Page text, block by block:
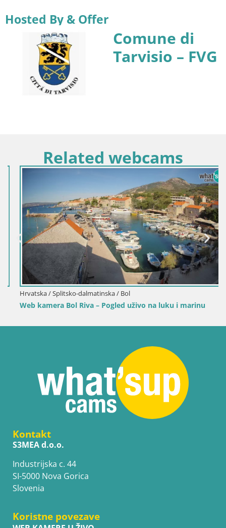
Hosted By & Offer
Comune di
Tarvisio – FVG
Related webcams
Hrvatska / Splitsko-dalmatinska / Bol
Web kamera Bol Riva – Pogled uživo na luku i marinu
Kontakt
S3MEA d.o.o.
Industrijska c. 44
SI-5000 Nova Gorica
Slovenia
Koristne povezave